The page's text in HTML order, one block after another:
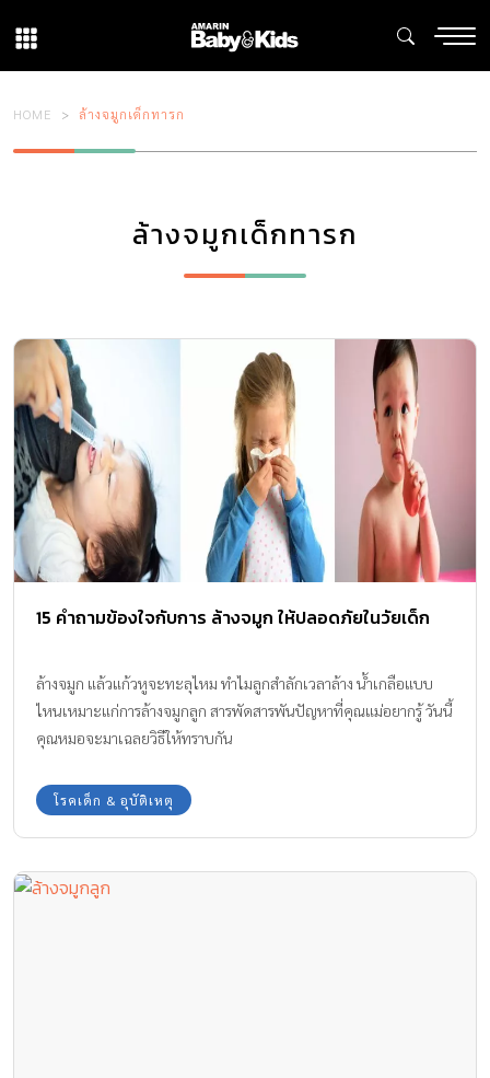
HOME ล้างจมูกเด็กทารก
ล้างจมูกเด็กทารก
15 คำถามข้องใจกับการ ล้างจมูก ให้ปลอดภัยในวัยเด็ก
ล้างจมูก แล้วแก้วหูจะทะลุไหม ทำไมลูกสำลักเวลาล้าง น้ำเกลือแบบ
ไหนเหมาะแก่การล้างจมูกลูก สารพัดสารพันปัญหาที่คุณแม่อยากรู้ วันนี้
คุณหมอจะมาเฉลยวิธีให้ทราบกัน
โรคเด็ก & อุบัติเหตุ